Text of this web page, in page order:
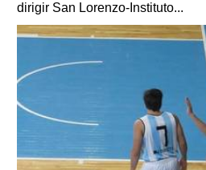
dirigir San Lorenzo-Instituto...